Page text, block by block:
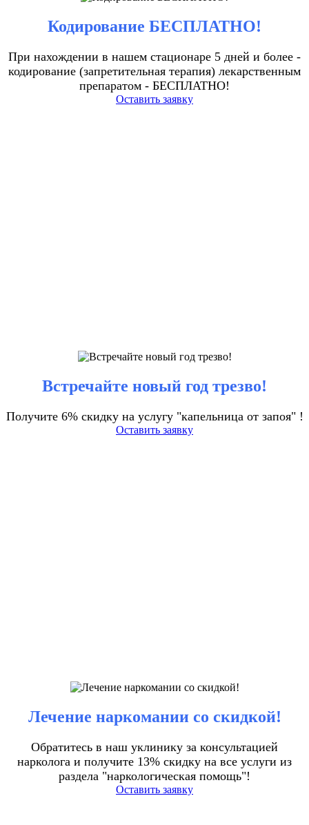
Кодирование БЕСПЛАТНО!
При нахождении в нашем стационаре 5 дней и более -
кодирование (запретительная терапия) лекарственным
препаратом - БЕСПЛАТНО!
Оставить заявку
Встречайте новый год трезво!
Получите 6% скидку на услугу "капельница от запоя" !
Оставить заявку
Лечение наркомании со скидкой!
Обратитесь в наш уклинику за консультацией
нарколога и получите 13% скидку на все услуги из
раздела "наркологическая помощь"!
Оставить заявку